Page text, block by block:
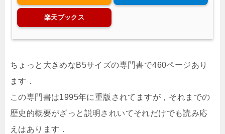
楽天ブックス
ちょっと大きめなB5サイズの専門書で460ページあり
ます．
この専門書は1995年に重版されてますが，それまでの
歴史的概要がざっと説明されいてそれだけでも読み応
えはあります．